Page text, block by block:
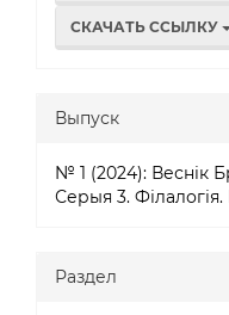
СКАЧАТЬ ССЫЛКУ
Выпуск
№ 1 (2024): Веснік
Серыя 3. Філалогія.
Раздел